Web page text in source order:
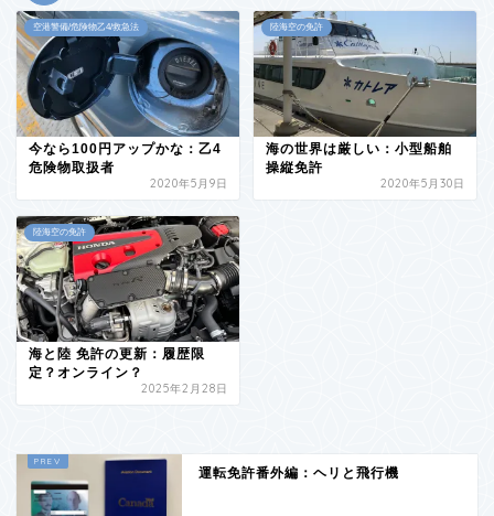
空港警備/危険物乙4/救急法
今なら100円アップかな：乙4
危険物取扱者
2020年5月9日
陸海空の免許
海の世界は厳しい：小型船舶
操縦免許
2020年5月30日
陸海空の免許
海と陸 免許の更新：履歴限
定？オンライン？
2025年2月28日
運転免許番外編：ヘリと飛行機